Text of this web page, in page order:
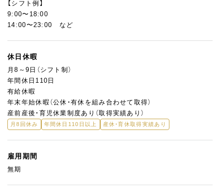
【シフト例】
9:00〜18:00
14:00〜23:00 など
休日休暇
月8～9日（シフト制）
年間休日110日
有給休暇
年末年始休暇（公休・有休を組み合わせて取得）
産前産後・育児休業制度あり（取得実績あり）
月8回休み 年間休日110日以上 産休・育休取得実績あり
雇用期間
無期